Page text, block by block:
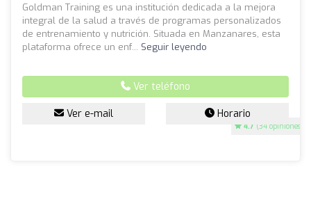
4.7 (34 opiniones)
Goldman Training es una institución dedicada a la mejora
integral de la salud a través de programas personalizados
de entrenamiento y nutrición. Situada en Manzanares, esta
plataforma ofrece un enf... Seguir leyendo
Ver teléfono
Ver e-mail Horario